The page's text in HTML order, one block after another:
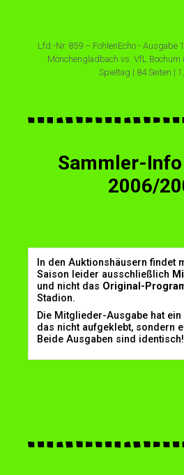
Lfd.-Nr. 859 – FohlenEcho - Ausgabe
Mönchengladbach vs. VfL Bochum
Spieltag | 84 Seiten |
Sammler-Info
2006/
In den Auktionshäusern findet
Saison leider ausschließlich
und nicht das Original-
Stadion.
Die Mitglieder-Ausgabe hat
das nicht aufgeklebt, sondern
Beide Ausgaben sind identisch!